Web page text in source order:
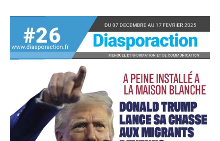
Plans d'abonnement